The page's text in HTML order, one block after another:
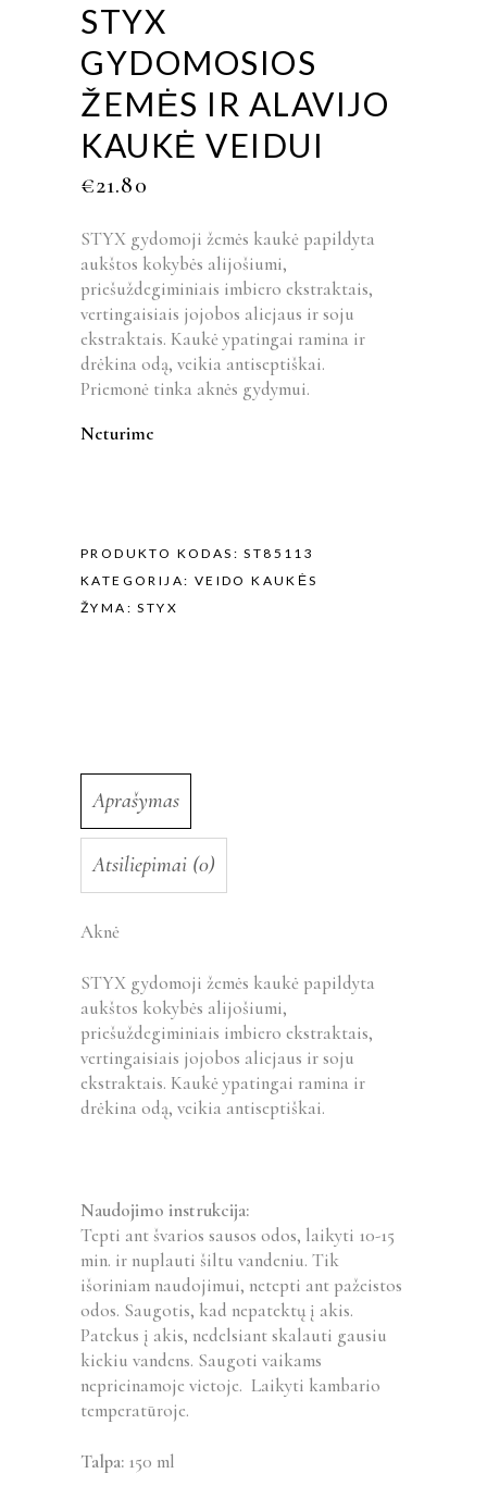
STYX
GYDOMOSIOS
ŽEMĖS IR ALAVIJO
KAUKĖ VEIDUI
€21.80
STYX gydomoji žemės kaukė papildyta
aukštos kokybės alijošiumi,
priešuždegiminiais imbiero ekstraktais,
vertingaisiais jojobos aliejaus ir soju
ekstraktais. Kaukė ypatingai ramina ir
drėkina odą, veikia antiseptiškai.
Priemonė tinka aknės gydymui.
Neturime
PRODUKTO KODAS:ST85113
KATEGORIJA: VEIDO KAUKĖS
ŽYMA:STYX
Aprašymas
Atsiliepimai (0)
Aknė
STYX gydomoji žemės kaukė papildyta
aukštos kokybės alijošiumi,
priešuždegiminiais imbiero ekstraktais,
vertingaisiais jojobos aliejaus ir soju
ekstraktais. Kaukė ypatingai ramina ir
drėkina odą, veikia antiseptiškai.
Naudojimo instrukcija:
Tepti ant švarios sausos odos, laikyti 10-15
min. ir nuplauti šiltu vandeniu. Tik
išoriniam naudojimui, netepti ant pažeistos
odos. Saugotis, kad nepatektų į akis.
Patekus į akis, nedelsiant skalauti gausiu
kiekiu vandens. Saugoti vaikams
neprieinamoje vietoje. Laikyti kambario
temperatūroje.
Talpa: 150 ml